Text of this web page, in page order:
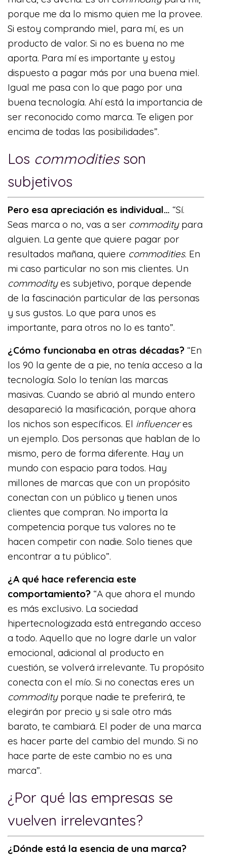
porque me da lo mismo quien me la provee.
Si estoy comprando miel, para mí, es un
producto de valor. Si no es buena no me
aporta. Para mí es importante y estoy
dispuesto a pagar más por una buena miel.
Igual me pasa con lo que pago por una
buena tecnología. Ahí está la importancia de
ser reconocido como marca. Te eligen por
encima de todas las posibilidades”.
Los commoditiesson
subjetivos
Pero esa apreciación es individual… “Sí.
Seas marca o no, vas a ser commoditypara
alguien. La gente que quiere pagar por
resultados mañana, quiere commodities. En
mi caso particular no son mis clientes. Un
commodityes subjetivo, porque depende
de la fascinación particular de las personas
y sus gustos. Lo que para unos es
importante, para otros no lo es tanto”.
¿Cómo funcionaba en otras décadas? “En
los 90 la gente de a pie, no tenía acceso a la
tecnología. Solo lo tenían las marcas
masivas. Cuando se abrió al mundo entero
desapareció la masificación, porque ahora
los nichos son específicos. El influenceres
un ejemplo. Dos personas que hablan de lo
mismo, pero de forma diferente. Hay un
mundo con espacio para todos. Hay
millones de marcas que con un propósito
conectan con un público y tienen unos
clientes que compran. No importa la
competencia porque tus valores no te
hacen competir con nadie. Solo tienes que
encontrar a tu público”.
¿A qué hace referencia este
comportamiento? “A que ahora el mundo
es más exclusivo. La sociedad
hipertecnologizada está entregando acceso
a todo. Aquello que no logre darle un valor
emocional, adicional al producto en
cuestión, se volverá irrelevante. Tu propósito
conecta con el mío. Si no conectas eres un
commodityporque nadie te preferirá, te
elegirán por precio y si sale otro más
barato, te cambiará. El poder de una marca
es hacer parte del cambio del mundo. Si no
hace parte de este cambio no es una
marca”.
¿Por qué las empresas se
vuelven irrelevantes?
¿Dónde está la esencia de una marca?